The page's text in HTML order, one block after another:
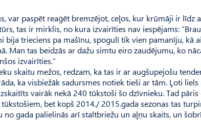
var paspēt reaģēt bremzējot, ceļos, kur krūmāji ir līdz
tas ir mirklis, no kura izvairīties nav iespējams:
bija trieciens pa mašīnu, spogulī tik vien pamanīju, kā
Man tas beidzās ar dažu simtu eiro zaudējumu, ko
izvairīties.”
skaitu mežos, redzam, ka tas ir ar augšup­ejošu
ka visbiežāk sadursmes notiek tieši ar tām. Ļoti
vairāk nekā 240 tūkstoši šo dzīvnieku. Tad pāris
bet kopš 2014./ 2015.gada sezonas tas
gada palielinās arī staltbriežu un aļņu skaits, un